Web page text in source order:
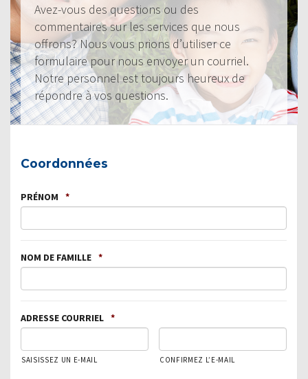
Avez-vous des questions ou des
commentaires sur les services que nous
offrons? Nous vous prions d’utiliser ce
formulaire pour nous envoyer un courriel.
Notre personnel est toujours heureux de
répondre à vos questions.
Coordonnées
PRÉNOM *
NOM DE FAMILLE *
ADRESSE COURRIEL *
SAISISSEZ UN E-MAIL CONFIRMEZ L’E-MAIL